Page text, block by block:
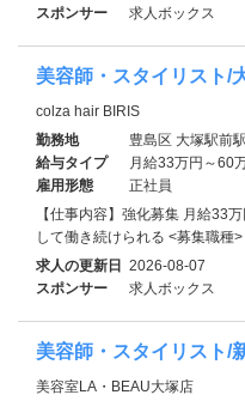
スポンサー
求人ボックス
美容師・スタイリスト/
colza hair BIRIS
勤務地
豊島区 大塚駅前駅
給与タイプ
月給33万円～60
雇用形態
正社員
【仕事内容】強化募集 月給33
して働き続けられる <募集職種>
求人の更新日 2026-08-07
スポンサー
求人ボックス
美容師・スタイリスト/
美容室LA・BEAU大塚店